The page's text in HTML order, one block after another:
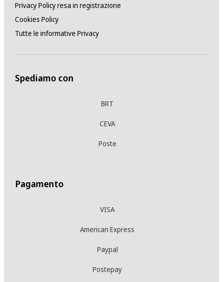
Privacy Policy resa in registrazione
Cookies Policy
Tutte le informative Privacy
Spediamo con
BRT
CEVA
Poste
Pagamento
VISA
American Express
Paypal
Postepay